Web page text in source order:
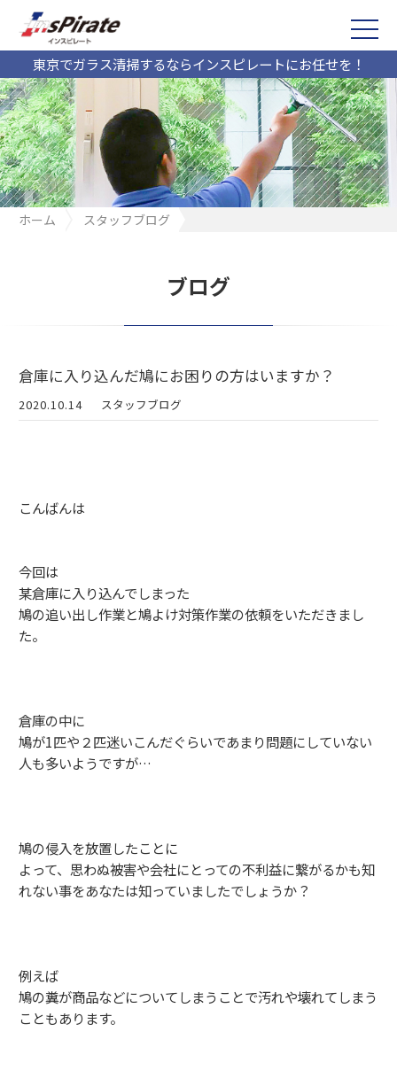
東京でガラス清掃するならインスピレートにお任せを！
ホーム
スタッフブログ
ブログ
倉庫に入り込んだ鳩にお困りの方はいますか？
2020.10.14 スタッフブログ
こんばんは
今回は
某倉庫に入り込んでしまった
鳩の追い出し作業と鳩よけ対策作業の依頼をいただきまし
た。
倉庫の中に
鳩が1匹や２匹迷いこんだぐらいであまり問題にしていない
人も多いようですが…
鳩の侵入を放置したことに
よって、思わぬ被害や会社にとっての不利益に繋がるかも知
れない事をあなたは知っていましたでしょうか？
例えば
鳩の糞が商品などについてしまうことで汚れや壊れてしまう
こともあります。